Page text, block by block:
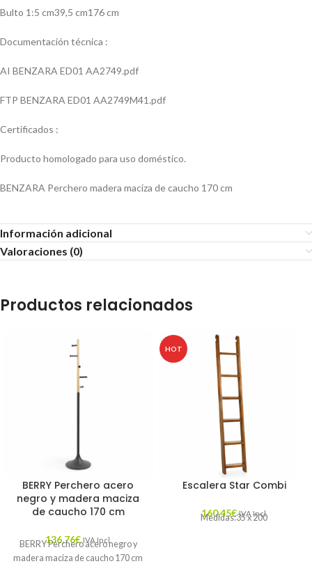
Bulto 1:5 cm39,5 cm176 cm
Documentación técnica :
AI BENZARA ED01 AA2749.pdf
FTP BENZARA ED01 AA2749M41.pdf
Certificados :
Producto homologado para uso doméstico.
BENZARA Perchero madera maciza de caucho 170 cm
Información adicional
Valoraciones (0)
Productos relacionados
BERRY Perchero acero
negro y madera maciza
de caucho 170 cm
136,76€ IVA Incl.
BERRY Perchero acero negro y
madera maciza de caucho 170 cm
HOT
Escalera Star Combi
160,45€ IVA Incl.
Medidas:35 x 200